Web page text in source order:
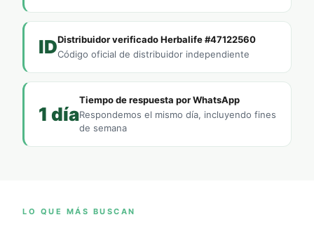
IDDistribuidor verificado Herbalife #47122560
Código oficial de distribuidor independiente
1 día
Tiempo de respuesta por WhatsApp
Respondemos el mismo día, incluyendo fines
de semana
LO QUE MÁS BUSCAN